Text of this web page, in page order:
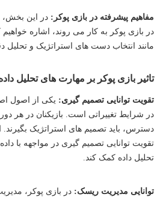
مفاهیم پیشرفته در بازی پوکر: در این بخش،
در بازی پوکر به کار می روند، اشاره
مانند انتخاب دست های استراتژیک و تحلیل
تاثیر بازی پوکر بر مهارت های تحلیل
تقویت توانایی تصمیم گیری: یکی از اصول
در شرایط تغییراتی است. بازیکنان در هر
دسترس، باید تصمیم های استراتژیک بگیرند.
تقویت توانایی تصمیم گیری در مواجهه با
تحلیل داده کمک کند.
توانایی مدیریت ریسک: در بازی پوکر،